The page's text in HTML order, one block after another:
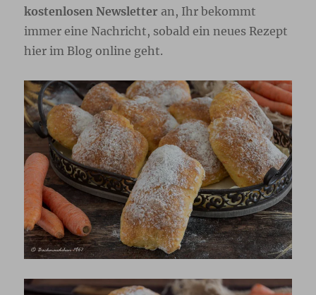
kostenlosen Newsletter an, Ihr bekommt
immer eine Nachricht, sobald ein neues Rezept
hier im Blog online geht.